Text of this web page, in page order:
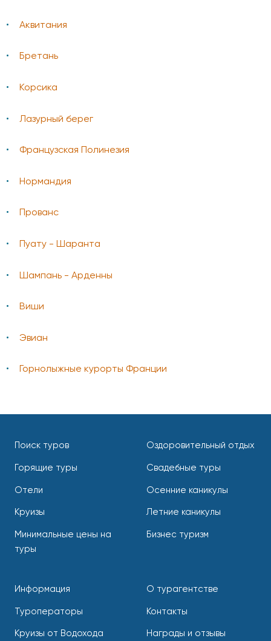
Аквитания
Бретань
Корсика
Лазурный берег
Французская Полинезия
Нормандия
Прованс
Пуату - Шаранта
Шампань - Арденны
Виши
Эвиан
Горнолыжные курорты Франции
Поиск туров
Горящие туры
Отели
Круизы
Минимальные цены на
туры
Оздоровительный отдых
Свадебные туры
Осенние каникулы
Летние каникулы
Бизнес туризм
Информация
Туроператоры
Круизы от Водохода
О турагентстве
Контакты
Награды и отзывы